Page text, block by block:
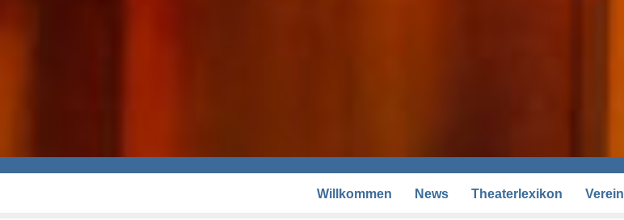
Willkommen News Theaterlexikon Verein